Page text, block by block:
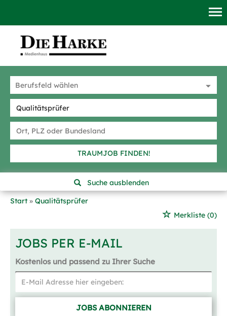
TRAUMJOB FINDEN!
Suche ausblenden
Start
Qualitätsprüfer
Merkliste (0)
JOBS PER E-MAIL
Kostenlos und passend zu Ihrer Suche
JOBS ABONNIEREN